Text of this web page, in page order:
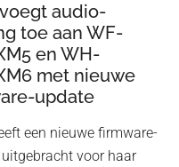
audio-
toe aan WF-
en WH-
met nieuwe
update
een nieuwe firmware-
voor haar